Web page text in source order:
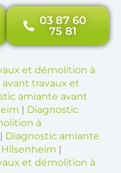
03 87 60
75 81
et démolition à
travaux et
amiante avant
| Diagnostic
à
| Diagnostic amiante
|
et démolition à